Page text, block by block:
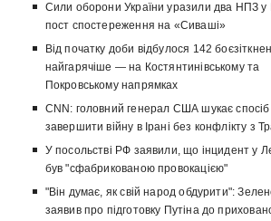
Сили оборони України уразили два НПЗ у
пост спостереження на «Сиваші»
Від початку доби відбулося 142
найгарячіше — на Костянтинівському та
Покровському напрямках
CNN: головний генерал США шукає спосіб
завершити війну в Ірані без конфлікту з
У посольстві РФ заявили, що інцидент у
був "сфабрикованою провокацією"
"Він думає, як свій народ обдурити":
заявив про підготовку Путіна до